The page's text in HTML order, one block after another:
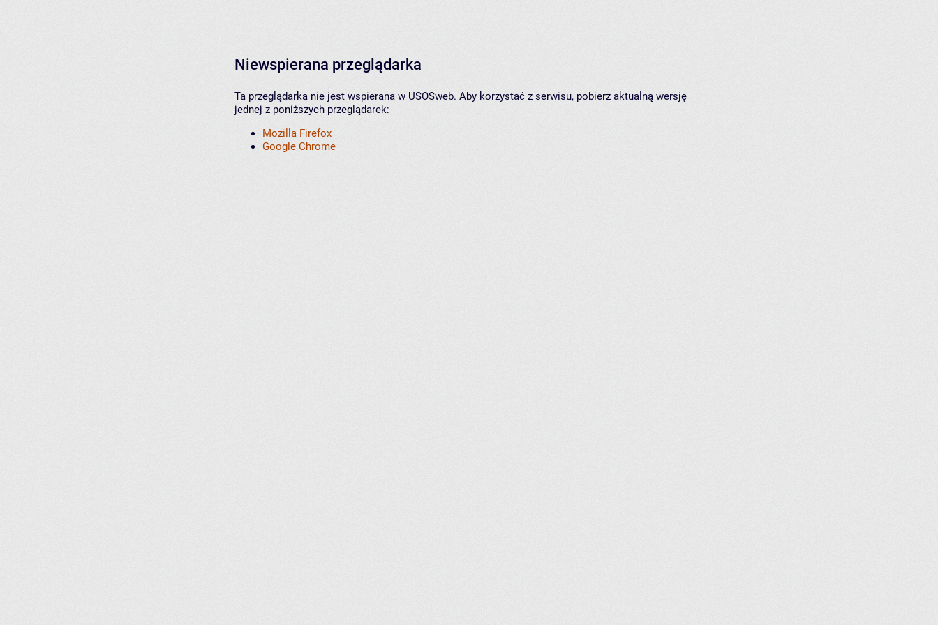
Niewspierana przeglądarka
Ta przeglądarka nie jest wspierana w USOSweb. Aby korzystać z serwisu, pobierz aktualną wersję
jednej z poniższych przeglądarek:
Mozilla Firefox
Google Chrome